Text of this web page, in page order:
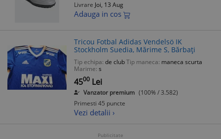
Livrare Joi, 13 Aug
Adauga in cos
Tricou Fotbal Adidas Vendelsö IK
Stockholm Suedia, Mărime S, Bărbați
Tip echipa: de clubTip maneca: maneca scurta
Marime: s
4500 Lei
Vanzator premium (100% / 3.582)
Primesti 45 puncte
Vezi detalii ›
Publicitate